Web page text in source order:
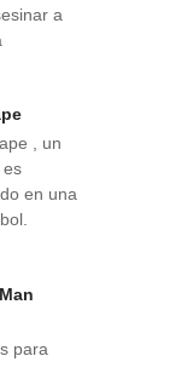
a
, un
es
en una
para